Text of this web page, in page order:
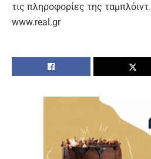
τις πληροφορίες της ταμπλόιντ.
www.real.gr